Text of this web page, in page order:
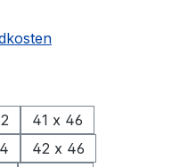
41 x 46
42 x 46